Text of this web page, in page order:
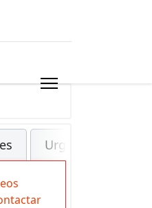
Urgencias